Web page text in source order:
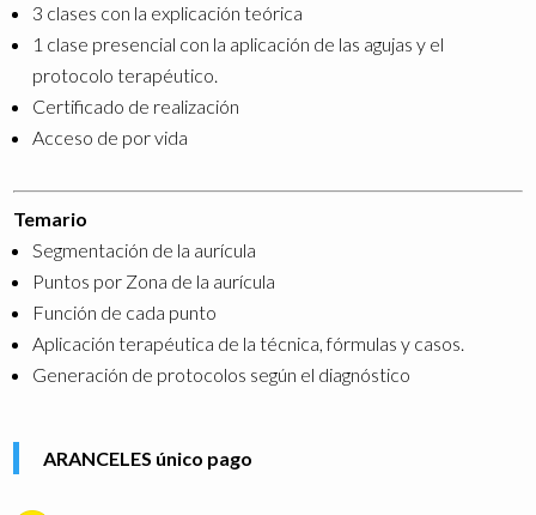
3 clases con la explicación teórica
1 clase presencial con la aplicación de las agujas y el
protocolo terapéutico.
Certificado de realización
Acceso de por vida
Temario
Segmentación de la aurícula
Puntos por Zona de la aurícula
Función de cada punto
Aplicación terapéutica de la técnica, fórmulas y casos.
Generación de protocolos según el diagnóstico
ARANCELES único pago